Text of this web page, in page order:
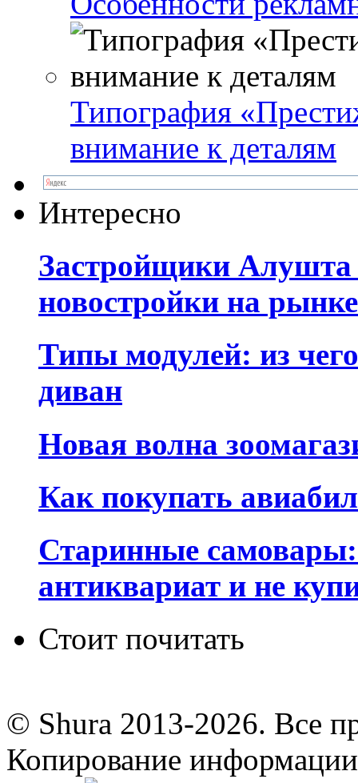
Типография
внимание к деталям
Интересно
Застройщики
новостройки на
Типы модулей: из
диван
Новая волна
Как покупать
Старинные
антиквариат и не
Стоит почитать
© Shura 2013-2026. Все
Копирование